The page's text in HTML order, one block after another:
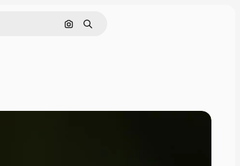
Поиск по изображению
Поиск